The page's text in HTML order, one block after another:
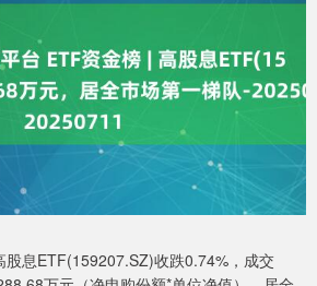
息ETF(159207.SZ)收跌0.74%，成交